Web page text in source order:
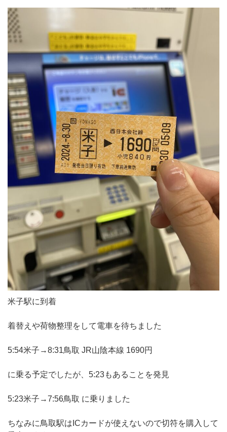
米子駅に到着
着替えや荷物整理をして電車を待ちました
5:54米子→8:31鳥取 JR山陰本線 1690円
に乗る予定でしたが、5:23もあることを発見
5:23米子→7:56鳥取 に乗りました
ちなみに鳥取駅はICカードが使えないので切符を購入して